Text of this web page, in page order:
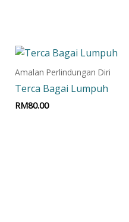
Amalan Perlindungan Diri
Terca Bagai Lumpuh
RM80.00